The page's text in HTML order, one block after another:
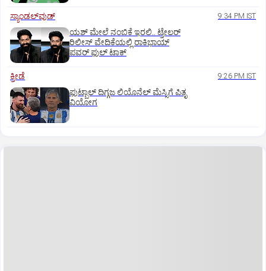
ಸ್ಯಾಂಡಲ್‌ವುಡ್‌ 9:34 PM IST
ಯಶ್‌ ಮೇಲೆ ನಂಬಿಕೆ ಇರಲಿ.. ಟ್ರೇಲರ್‌
ರಿಲೀಸ್‌ ವೇದಿಕೆಯಲ್ಲಿ ರಾಕಿಭಾಯ್‌
ಪವರ್‌ ಫುಲ್‌ ಟಾಕ್
ಕ್ರೀಡೆ 9:26 PM IST
ಫುಟ್ಬಾಲ್ ದಿಗ್ಗಜ ಲಿಯೊನೆಲ್‌ ಮೆಸ್ಸಿಗೆ ಪಿತೃ
ವಿಯೋಗ